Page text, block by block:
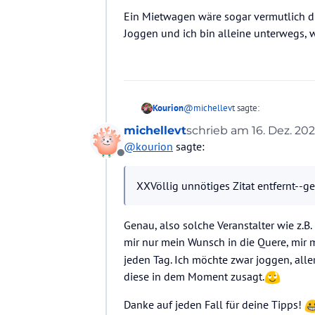
Ein Mietwagen wäre sogar vermutlich
Joggen und ich bin alleine unterwegs,
Kourion@michellevtsagte:
Ich kenne nur ein
gesehen, dass dies z. B. von
Aber wenn du dir gerne Menorca
Mietwagen oder auch geführte
Ich hatte mir als Basishotel das
schon mehr als einen
Ansonsten auch weitere Touren
mein Ding, usw. Gibt noch viiiel
Offline
michellevtschrieb am 16. Dez.
zuletzt editiert von
@kourion sagte:
XXVöllig unnötiges Zitat entfernt--
Genau, also solche Veranstalter wie
mir nur mein Wunsch in die Quere, mir
jeden Tag. Ich möchte zwar joggen,
diese in dem Moment zusagt.
Danke auf jeden Fall für deine Tipps!